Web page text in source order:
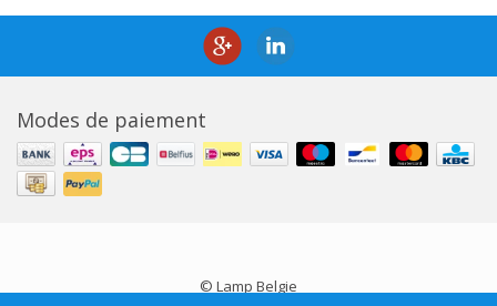
Modes de paiement
© Lamp Belgie